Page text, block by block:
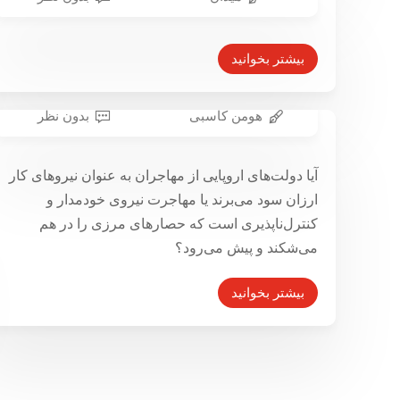
به خاطر آلودگی هوابیشتر بخوانید
۱۹ اردیبهشت ۱۳۹۵
هومن کاسبی بدون نظر
آیا دولت‌های اروپایی از مهاجران به عنوان نیروهای کار
ارزان سود می‌برند یا مهاجرت نیروی خودمدار و
کنترل‌ناپذیری است که حصارهای مرزی را در هم
می‌شکند و پیش می‌رود؟
بیشتر بخوانید